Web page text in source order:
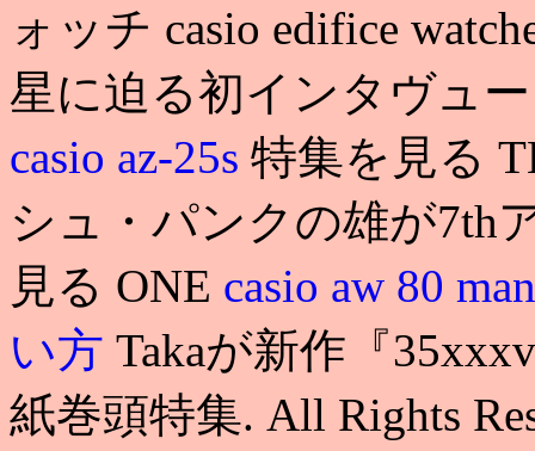
ォッチ casio edifice
星に迫る初インタヴュ
casio az-25s 特集を見る
シュ・パンクの雄が7th
見る ONE casio aw 80
い方 Takaが新作『
紙巻頭特集. All Rights